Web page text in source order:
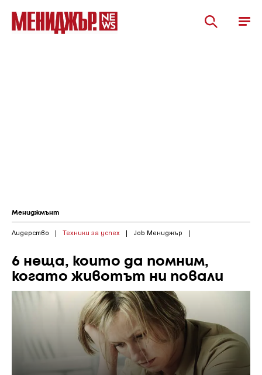
Мениджмънт
Лидерство | Техники за успех | Job Мениджър |
6 неща, които да помним,
когато животът ни повали